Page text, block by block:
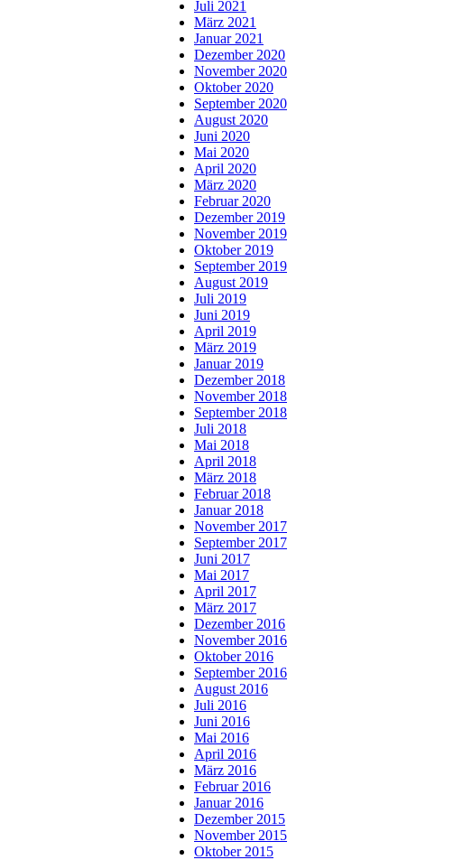
Juli 2021
März 2021
Januar 2021
Dezember 2020
November 2020
Oktober 2020
September 2020
August 2020
Juni 2020
Mai 2020
April 2020
März 2020
Februar 2020
Dezember 2019
November 2019
Oktober 2019
September 2019
August 2019
Juli 2019
Juni 2019
April 2019
März 2019
Januar 2019
Dezember 2018
November 2018
September 2018
Juli 2018
Mai 2018
April 2018
März 2018
Februar 2018
Januar 2018
November 2017
September 2017
Juni 2017
Mai 2017
April 2017
März 2017
Dezember 2016
November 2016
Oktober 2016
September 2016
August 2016
Juli 2016
Juni 2016
Mai 2016
April 2016
März 2016
Februar 2016
Januar 2016
Dezember 2015
November 2015
Oktober 2015